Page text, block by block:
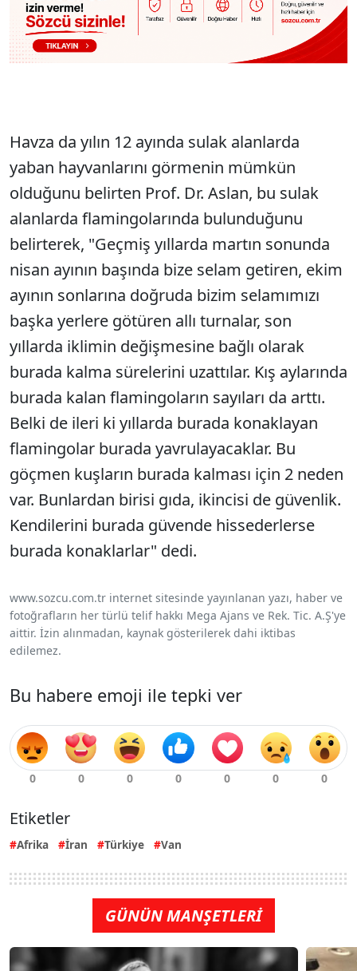
Havza da yılın 12 ayında sulak alanlarda
yaban hayvanlarını görmenin mümkün
olduğunu belirten Prof. Dr. Aslan, bu sulak
alanlarda flamingolarında bulunduğunu
belirterek, "Geçmiş yıllarda martın sonunda
nisan ayının başında bize selam getiren, ekim
ayının sonlarına doğruda bizim selamımızı
başka yerlere götüren allı turnalar, son
yıllarda iklimin değişmesine bağlı olarak
burada kalma sürelerini uzattılar. Kış aylarında
burada kalan flamingoların sayıları da arttı.
Belki de ileri ki yıllarda burada konaklayan
flamingolar burada yavrulayacaklar. Bu
göçmen kuşların burada kalması için 2 neden
var. Bunlardan birisi gıda, ikincisi de güvenlik.
Kendilerini burada güvende hissederlerse
burada konaklarlar" dedi.
www.sozcu.com.tr internet sitesinde yayınlanan yazı, haber ve
fotoğrafların her türlü telif hakkı Mega Ajans ve Rek. Tic. A.Ş'ye
aittir. İzin alınmadan, kaynak gösterilerek dahi iktibas
edilemez.
Bu habere emoji ile tepki ver
Etiketler
Afrika İran Türkiye Van
GÜNÜN MANŞETLERİ